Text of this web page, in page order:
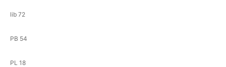
lib 72
PB 54
PL 18